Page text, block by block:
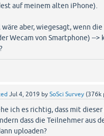
auf meinem alten iPhone).
aber, wiegesagt, wenn
Wecam von Smartphone) --
Jul 4, 2019 bySoSci Survey (376k
ich es richtig, dass mit
dass die Teilnehmer aus
uploaden?